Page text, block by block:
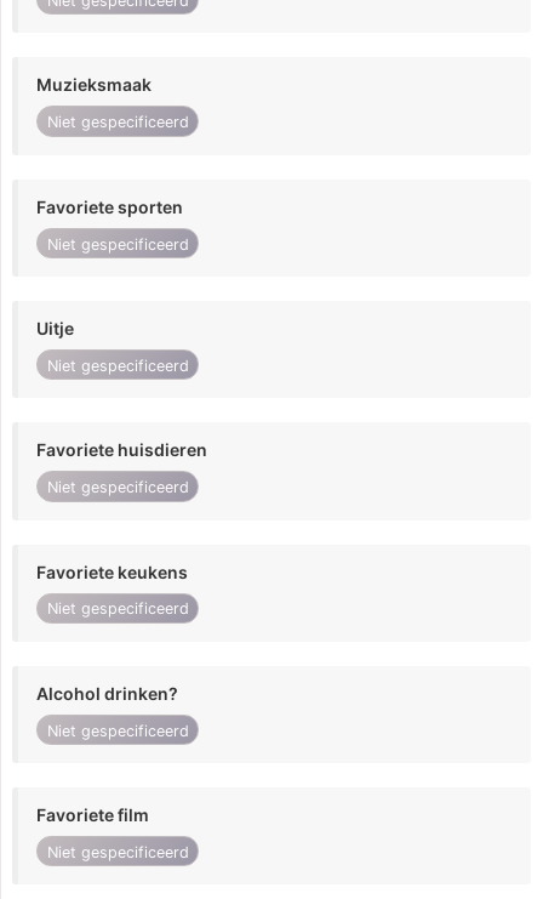
Muzieksmaak
Niet gespecificeerd
Favoriete sporten
Niet gespecificeerd
Uitje
Niet gespecificeerd
Favoriete huisdieren
Niet gespecificeerd
Favoriete keukens
Niet gespecificeerd
Alcohol drinken?
Niet gespecificeerd
Favoriete film
Niet gespecificeerd